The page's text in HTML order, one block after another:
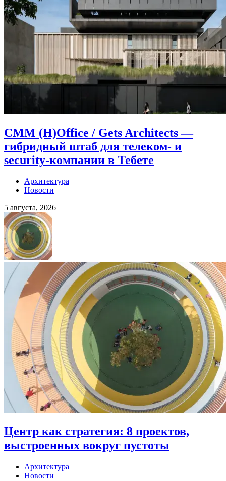
CMM (H)Office / Gets Architects —
гибридный штаб для телеком- и
security-компании в Тебете
Архитектура
Новости
5 августа, 2026
Центр как стратегия: 8 проектов,
выстроенных вокруг пустоты
Архитектура
Новости